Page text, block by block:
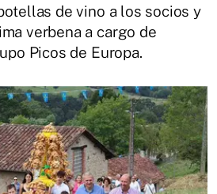
de vino a los socios y
verbena a cargo de
Picos de Europa.